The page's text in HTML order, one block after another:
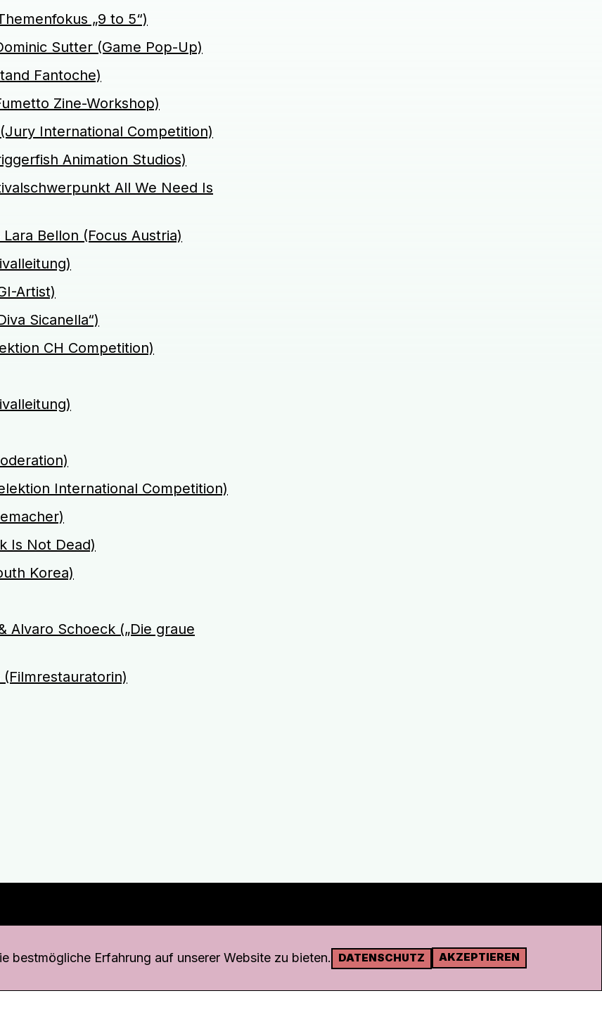
„9 to 5“)
Sutter (Game Pop-Up)
Fantoche)
Zine-Workshop)
International Competition)
Animation Studios)
All We Need Is
Bellon (Focus Austria)
Artist)
Sicanella“)
CH Competition)
International Competition)
Is Not Dead)
Korea)
Alvaro Schoeck („Die graue
bestmögliche Erfahrung auf unserer Website zu bieten. DATENSCHUTZ AKZEPTIEREN